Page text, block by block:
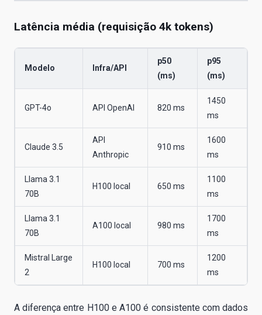
Latência média (requisição 4k tokens)
Modelo Infra/API
p50
(ms)
p95
(ms)
GPT-4o API OpenAI 820 ms
1450
ms
Claude 3.5
API
Anthropic
910 ms
1600
ms
Llama 3.1
70B
H100 local 650 ms
1100
ms
Llama 3.1
70B
A100 local 980 ms
1700
ms
Mistral Large
2
H100 local 700 ms
1200
ms
A diferença entre H100 e A100 é consistente com dados